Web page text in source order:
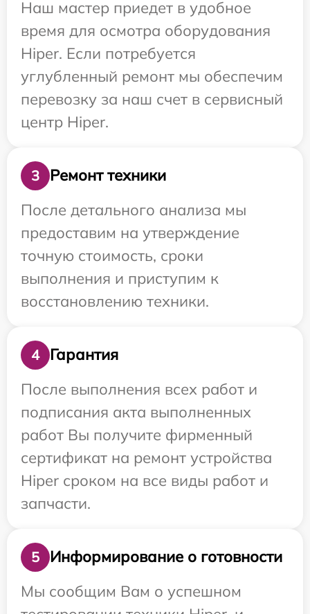
Наш мастер приедет в удобное
время для осмотра оборудования
Hiper. Если потребуется
углубленный ремонт мы обеспечим
перевозку за наш счет в сервисный
центр Hiper.
3
Ремонт техники
После детального анализа мы
предоставим на утверждение
точную стоимость, сроки
выполнения и приступим к
восстановлению техники.
4
Гарантия
После выполнения всех работ и
подписания акта выполненных
работ Вы получите фирменный
сертификат на ремонт устройства
Hiper сроком на все виды работ и
запчасти.
5
Информирование о готовности
Мы сообщим Вам о успешном